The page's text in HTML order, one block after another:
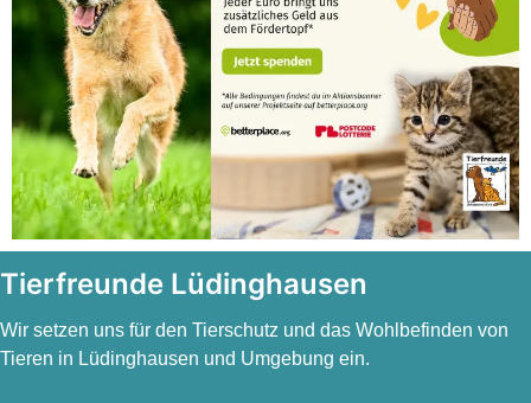
Tierfreunde Lüdinghausen
Wir setzen uns für den Tierschutz und das Wohlbefinden von
Tieren in Lüdinghausen und Umgebung ein.